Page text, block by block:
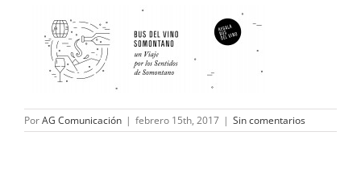
PorAG Comunicación | febrero 15th, 2017 | Sin comentarios